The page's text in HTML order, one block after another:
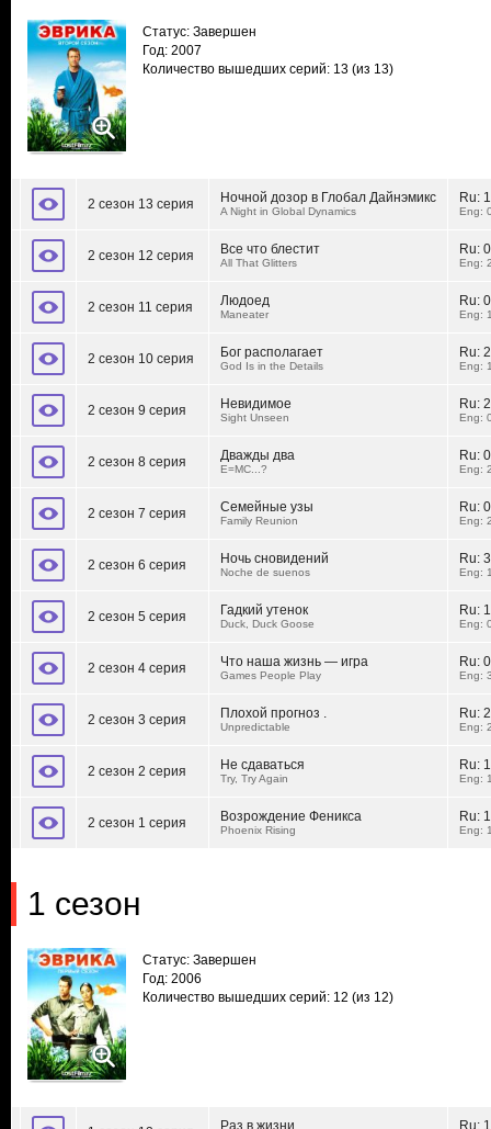
Статус: Завершен
Год: 2007
Количество вышедших серий: 13 (из 13)
2 сезон 13 серия Ночной дозор в Глобал Дайнэмикс
A Night in Global Dynamics
Ru:
Eng:
2 сезон 12 серия Все что блестит
All That Glitters
Ru:
Eng:
2 сезон 11 серия Людоед
Maneater
Ru:
Eng:
2 сезон 10 серия Бог располагает
God Is in the Details
Ru:
Eng:
2 сезон 9 серия Невидимое
Sight Unseen
Ru:
Eng:
2 сезон 8 серия Дважды два
E=MC...?
Ru:
Eng:
2 сезон 7 серия Семейные узы
Family Reunion
Ru:
Eng:
2 сезон 6 серия Ночь сновидений
Noche de suenos
Ru:
Eng:
2 сезон 5 серия Гадкий утенок
Duck, Duck Goose
Ru:
Eng:
2 сезон 4 серия Что наша жизнь — игра
Games People Play
Ru:
Eng:
2 сезон 3 серия Плохой прогноз .
Unpredictable
Ru:
Eng:
2 сезон 2 серия Не сдаваться
Try, Try Again
Ru:
Eng:
2 сезон 1 серия Возрождение Феникса
Phoenix Rising
Ru:
Eng:
1 сезон
Статус: Завершен
Год: 2006
Количество вышедших серий: 12 (из 12)